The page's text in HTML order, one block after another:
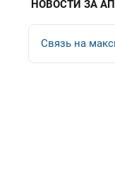
НОВОСТИ ЗА
Связь на